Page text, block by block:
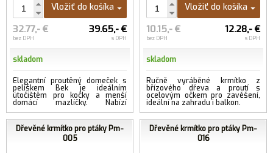
Vložiť do košíka
32.77,- €
bez DPH
39.65,- €
s DPH
skladom
Elegantní proutěný domeček s
pelíškem Bek je ideálním
útočištěm pro kočky a menší
domácí mazlíčky. Nabízí
přírodní design,......viac
Vložiť do košíka
10.15,- €
bez DPH
12.28,- €
s DPH
skladom
Ručně vyráběné krmítko z
břízového dřeva a proutí s
ocelovým očkem pro zavěšení,
ideální na zahradu i balkon.
Dřevěné krmítko pro ptáky Pm-
005
Dřevěné krmítko pro ptáky Pm-
016